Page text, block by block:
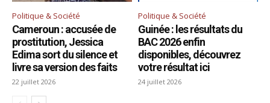
Politique & Société
Cameroun : accusée de
prostitution, Jessica
Edima sort du silence et
livre sa version des faits
22 juillet 2026
Politique & Société
Guinée : les résultats du
BAC 2026 enfin
disponibles, découvrez
votre résultat ici
24 juillet 2026